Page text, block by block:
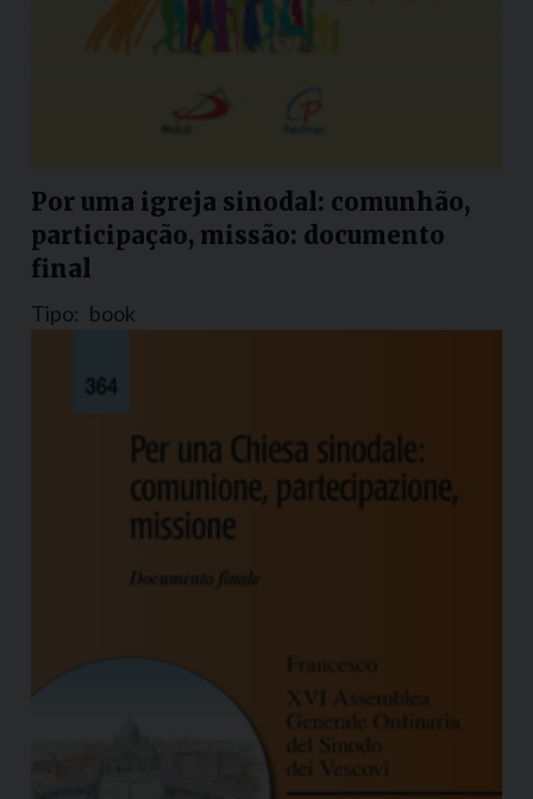
Por uma igreja sinodal: comunhão,
participação, missão: documento
final
Tipo: book